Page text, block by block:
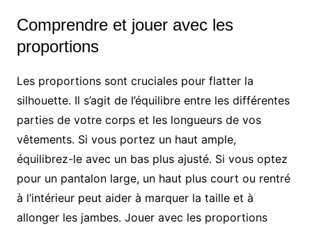
Comprendre et jouer avec les
proportions
Les proportions sont cruciales pour flatter la
silhouette. Il s’agit de l’équilibre entre les différentes
parties de votre corps et les longueurs de vos
vêtements. Si vous portez un haut ample,
équilibrez-le avec un bas plus ajusté. Si vous optez
pour un pantalon large, un haut plus court ou rentré
à l’intérieur peut aider à marquer la taille et à
allonger les jambes. Jouer avec les proportions